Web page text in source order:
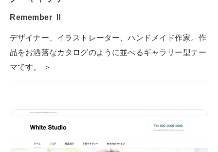
Remember Ⅱ
デザイナー、イラストレーター、ハンドメイド作家。作
品をお洒落なカタログのように並べるギャラリー型テー
マです。 ＞